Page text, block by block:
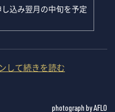
込み翌月の中旬を予定
して続きを読む
photograph by AFLO